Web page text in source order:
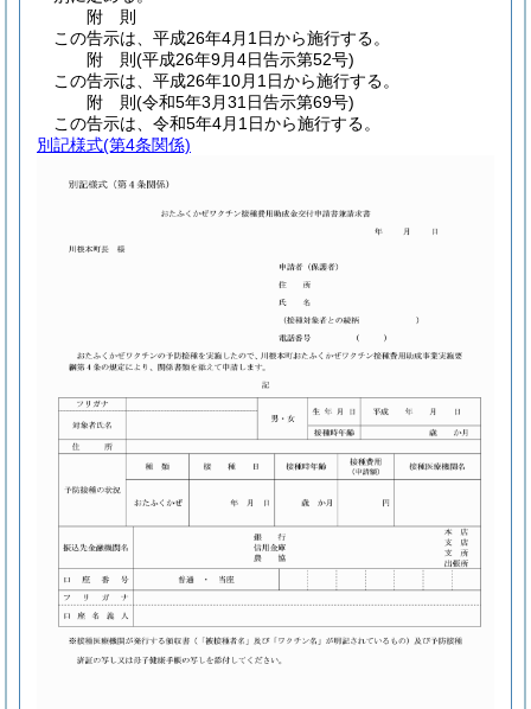
附 則
この告示は、平成26年4月1日から施行する。
附 則(平成26年9月4日告示第52号)
この告示は、平成26年10月1日から施行する。
附 則(令和5年3月31日告示第69号)
この告示は、令和5年4月1日から施行する。
別記様式(第4条関係)